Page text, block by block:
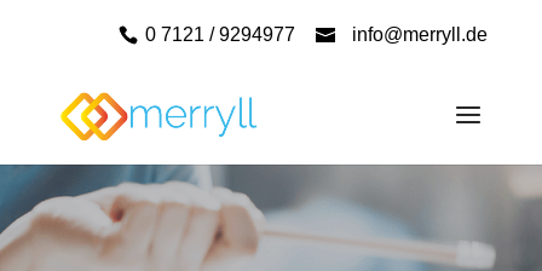
0 7121 / 9294977 info@merryll.de